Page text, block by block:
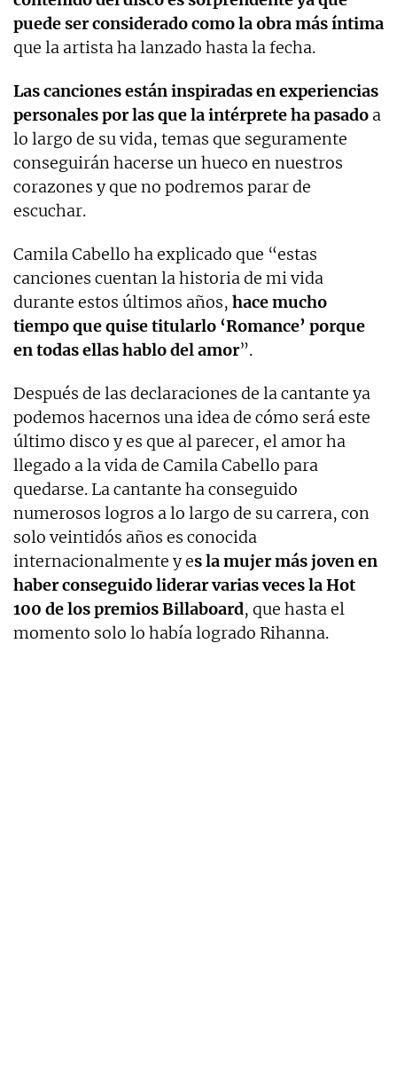
puede ser considerado como la obra más íntima
que la artista ha lanzado hasta la fecha.
Las canciones están inspiradas en experiencias
personales por las que la intérprete ha pasado a
lo largo de su vida, temas que seguramente
conseguirán hacerse un hueco en nuestros
corazones y que no podremos parar de
escuchar.
Camila Cabello ha explicado que “estas
canciones cuentan la historia de mi vida
durante estos últimos años, hace mucho
tiempo que quise titularlo ‘Romance’ porque
en todas ellas hablo del amor”.
Después de las declaraciones de la cantante ya
podemos hacernos una idea de cómo será este
último disco y es que al parecer, el amor ha
llegado a la vida de Camila Cabello para
quedarse. La cantante ha conseguido
numerosos logros a lo largo de su carrera, con
solo veintidós años es conocida
internacionalmente y es la mujer más joven en
haber conseguido liderar varias veces la Hot
100 de los premios Billaboard, que hasta el
momento solo lo había logrado Rihanna.